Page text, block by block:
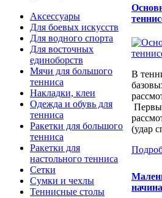
Аксессуары
Для боевых искусств
Для водного спорта
Для восточных
единоборств
Мячи для большого
тенниса
Накладки, клеи
Одежда и обувь для
тенниса
Ракетки для большого
тенниса
Ракетки для
настольного тенниса
Сетки
Сумки и чехлы
Теннисные столы
В
(удар